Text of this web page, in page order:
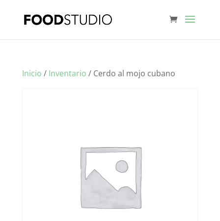
Inicio / Inventario / Cerdo al mojo cubano